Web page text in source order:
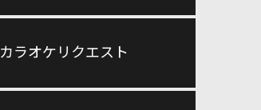
カラオケリクエスト